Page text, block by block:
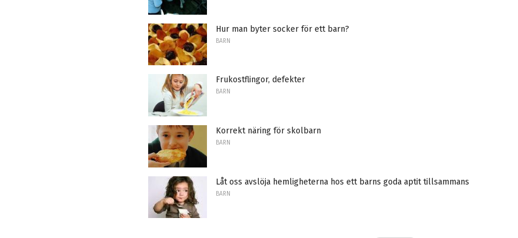
Hur man byter socker för ett barn?
BARN
Frukostflingor, defekter
BARN
Korrekt näring för skolbarn
BARN
Låt oss avslöja hemligheterna hos ett barns goda aptit tillsammans
BARN